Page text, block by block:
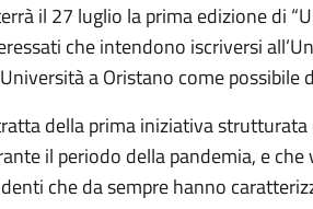
il 27 luglio la prima edizione di
che intendono iscriversi
a Oristano come
della prima iniziativa
il periodo della pandemia, e
che da sempre hanno